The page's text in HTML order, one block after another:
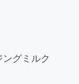
グミルク